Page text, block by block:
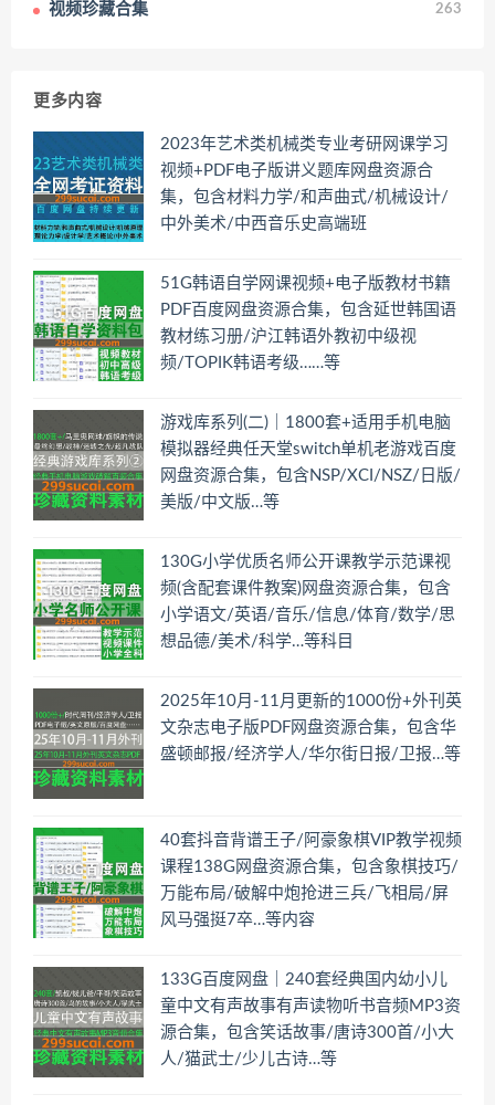
视频珍藏合集 263
更多内容
2023年艺术类机械类专业考研网课学习
视频+PDF电子版讲义题库网盘资源合
集，包含材料力学/和声曲式/机械设计/
中外美术/中西音乐史高端班
51G韩语自学网课视频+电子版教材书籍
PDF百度网盘资源合集，包含延世韩国语
教材练习册/沪江韩语外教初中级视
频/TOPIK韩语考级……等
游戏库系列(二)｜1800套+适用手机电脑
模拟器经典任天堂switch单机老游戏百度
网盘资源合集，包含NSP/XCI/NSZ/日版/
美版/中文版…等
130G小学优质名师公开课教学示范课视
频(含配套课件教案)网盘资源合集，包含
小学语文/英语/音乐/信息/体育/数学/思
想品德/美术/科学…等科目
2025年10月-11月更新的1000份+外刊英
文杂志电子版PDF网盘资源合集，包含华
盛顿邮报/经济学人/华尔街日报/卫报…等
40套抖音背谱王子/阿豪象棋VIP教学视频
课程138G网盘资源合集，包含象棋技巧/
万能布局/破解中炮抢进三兵/飞相局/屏
风马强挺7卒…等内容
133G百度网盘｜240套经典国内幼小儿
童中文有声故事有声读物听书音频MP3资
源合集，包含笑话故事/唐诗300首/小大
人/猫武士/少儿古诗…等